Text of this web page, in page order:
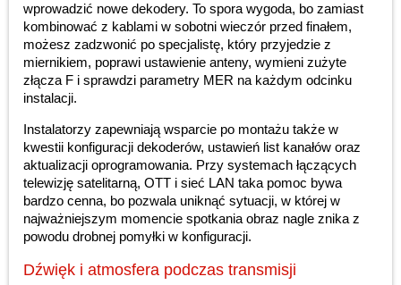
wprowadzić nowe dekodery. To spora wygoda, bo zamiast
kombinować z kablami w sobotni wieczór przed finałem,
możesz zadzwonić po specjalistę, który przyjedzie z
miernikiem, poprawi ustawienie anteny, wymieni zużyte
złącza F i sprawdzi parametry MER na każdym odcinku
instalacji.
Instalatorzy zapewniają wsparcie po montażu także w
kwestii konfiguracji dekoderów, ustawień list kanałów oraz
aktualizacji oprogramowania. Przy systemach łączących
telewizję satelitarną, OTT i sieć LAN taka pomoc bywa
bardzo cenna, bo pozwala uniknąć sytuacji, w której w
najważniejszym momencie spotkania obraz nagle znika z
powodu drobnej pomyłki w konfiguracji.
Dźwięk i atmosfera podczas transmisji